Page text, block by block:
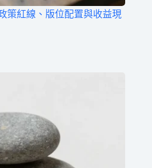
策紅線、版位配置與收益現